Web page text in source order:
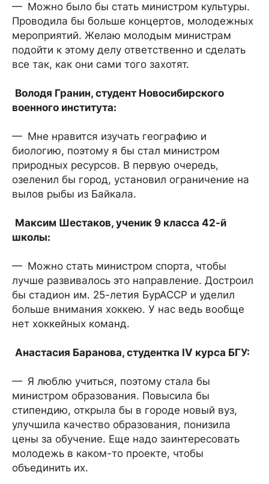
— Можно было бы стать министром культуры.
Проводила бы больше концертов, молодежных
мероприятий. Желаю молодым министрам
подойти к этому делу ответственно и сделать
все так, как они сами того захотят.
Володя Гранин, студент Новосибирского
военного института:
— Мне нравится изучать географию и
биологию, поэтому я бы стал министром
природных ресурсов. В первую очередь,
озеленил бы город, установил ограничение на
вылов рыбы из Байкала.
Максим Шестаков, ученик 9 класса 42-й
школы:
— Можно стать министром спорта, чтобы
лучше развивалось это направление. Достроил
бы стадион им. 25-летия БурАССР и уделил
больше внимания хоккею. У нас ведь вообще
нет хоккейных команд.
Анастасия Баранова, студентка IV курса БГУ:
— Я люблю учиться, поэтому стала бы
министром образования. Повысила бы
стипендию, открыла бы в городе новый вуз,
улучшила качество образования, понизила
цены за обучение. Еще надо заинтересовать
молодежь в каком-то проекте, чтобы
объединить их.